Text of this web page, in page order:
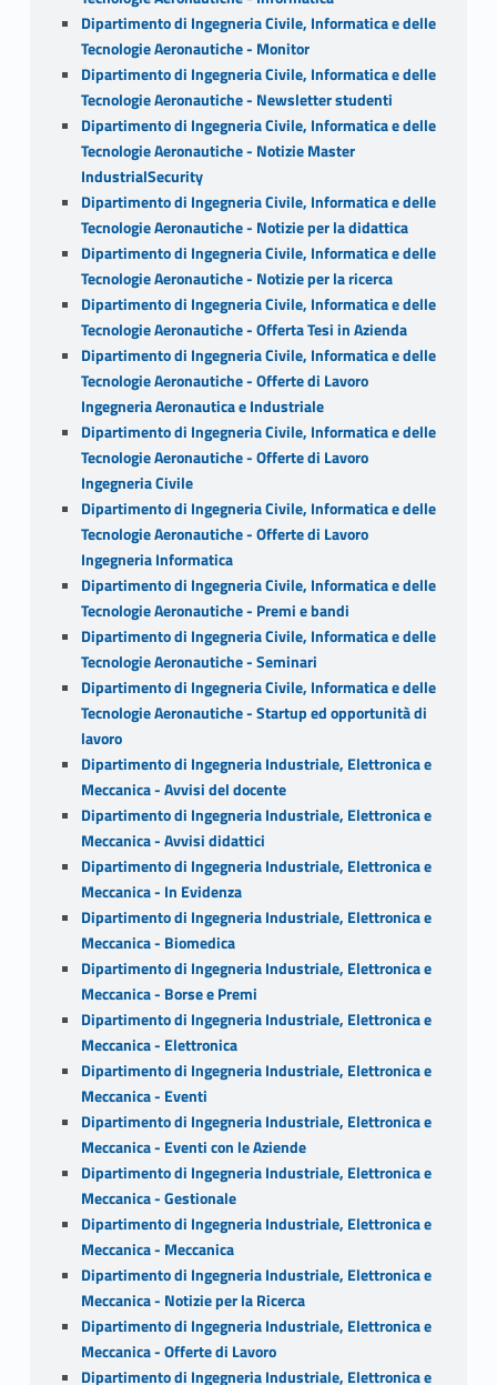
Dipartimento di Ingegneria Civile, Informatica e delle
Tecnologie Aeronautiche - Monitor
Dipartimento di Ingegneria Civile, Informatica e delle
Tecnologie Aeronautiche - Newsletter studenti
Dipartimento di Ingegneria Civile, Informatica e delle
Tecnologie Aeronautiche - Notizie Master
IndustrialSecurity
Dipartimento di Ingegneria Civile, Informatica e delle
Tecnologie Aeronautiche - Notizie per la didattica
Dipartimento di Ingegneria Civile, Informatica e delle
Tecnologie Aeronautiche - Notizie per la ricerca
Dipartimento di Ingegneria Civile, Informatica e delle
Tecnologie Aeronautiche - Offerta Tesi in Azienda
Dipartimento di Ingegneria Civile, Informatica e delle
Tecnologie Aeronautiche - Offerte di Lavoro
Ingegneria Aeronautica e Industriale
Dipartimento di Ingegneria Civile, Informatica e delle
Tecnologie Aeronautiche - Offerte di Lavoro
Ingegneria Civile
Dipartimento di Ingegneria Civile, Informatica e delle
Tecnologie Aeronautiche - Offerte di Lavoro
Ingegneria Informatica
Dipartimento di Ingegneria Civile, Informatica e delle
Tecnologie Aeronautiche - Premi e bandi
Dipartimento di Ingegneria Civile, Informatica e delle
Tecnologie Aeronautiche - Seminari
Dipartimento di Ingegneria Civile, Informatica e delle
Tecnologie Aeronautiche - Startup ed opportunità di
lavoro
Dipartimento di Ingegneria Industriale, Elettronica e
Meccanica - Avvisi del docente
Dipartimento di Ingegneria Industriale, Elettronica e
Meccanica - Avvisi didattici
Dipartimento di Ingegneria Industriale, Elettronica e
Meccanica - In Evidenza
Dipartimento di Ingegneria Industriale, Elettronica e
Meccanica - Biomedica
Dipartimento di Ingegneria Industriale, Elettronica e
Meccanica - Borse e Premi
Dipartimento di Ingegneria Industriale, Elettronica e
Meccanica - Elettronica
Dipartimento di Ingegneria Industriale, Elettronica e
Meccanica - Eventi
Dipartimento di Ingegneria Industriale, Elettronica e
Meccanica - Eventi con le Aziende
Dipartimento di Ingegneria Industriale, Elettronica e
Meccanica - Gestionale
Dipartimento di Ingegneria Industriale, Elettronica e
Meccanica - Meccanica
Dipartimento di Ingegneria Industriale, Elettronica e
Meccanica - Notizie per la Ricerca
Dipartimento di Ingegneria Industriale, Elettronica e
Meccanica - Offerte di Lavoro
Dipartimento di Ingegneria Industriale, Elettronica e